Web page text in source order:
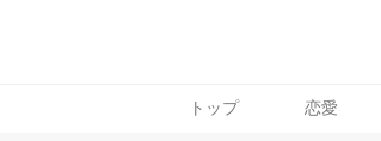
トップ 恋愛